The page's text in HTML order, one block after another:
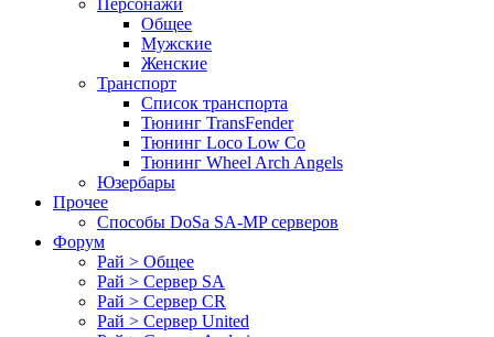
Персонажи
Общее
Мужские
Женские
Транспорт
Список транспорта
Тюнинг TransFender
Тюнинг Loco Low Co
Тюнинг Wheel Arch Angels
Юзербары
Прочее
Cпособы DoSа SA-MP серверов
Форум
Рай > Общее
Рай > Сервер SA
Рай > Сервер CR
Рай > Сервер United